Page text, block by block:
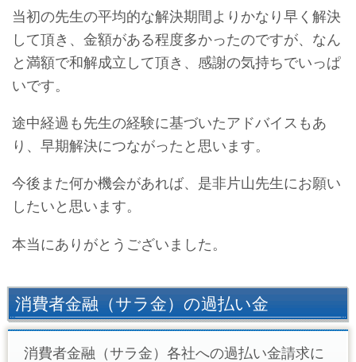
当初の先生の平均的な解決期間よりかなり早く解決
して頂き、金額がある程度多かったのですが、なん
と満額で和解成立して頂き、感謝の気持ちでいっぱ
いです。
途中経過も先生の経験に基づいたアドバイスもあ
り、早期解決につながったと思います。
今後また何か機会があれば、是非片山先生にお願い
したいと思います。
本当にありがとうございました。
消費者金融（サラ金）の過払い金
消費者金融（サラ金）各社への過払い金請求に